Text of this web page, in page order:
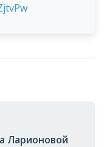
Ларионовой